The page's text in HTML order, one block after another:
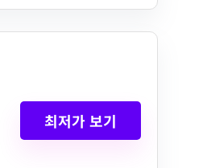
최저가 보기